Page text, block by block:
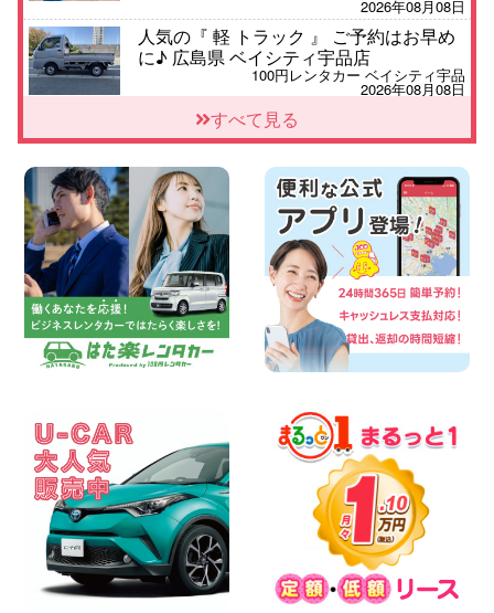
2026年08月08日
人気の『 軽 トラック 』 ご予約はお早め
に♪ 広島県 ベイシティ宇品店
100円レンタカー ベイシティ宇品
2026年08月08日
★WRX 作業紹介★ 三重県 四日市インタ
ー店
2026年08月08日
横浜弥生台店限定!!夏季特別キャンペーン
のお知らせ!! 神奈川県 横浜弥生台店
100円レンタカー 横浜弥生台
2026年08月08日
2026三河安城店お盆休みご連絡 愛知県
三河安城店
100円レンタカー 三河安城
2026年08月08日
☆ お盆特別乗り放題プラン ☆ 埼玉県 杉
佐渡でのドライブは安全第一!交通事故に
ご注意ください 新潟県 佐渡空港店
100円レンタカー 佐渡空港
2026年08月07日
楽しい佐渡旅行を守るために!安全運転の
お願い 新潟県 両津店
100円レンタカー 両津
2026年08月07日
すべて見る